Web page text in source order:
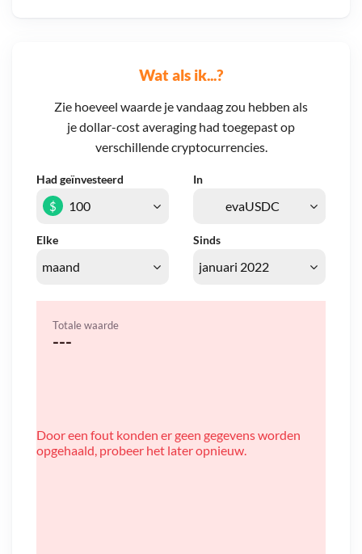
Wat als ik...?
Zie hoeveel waarde je vandaag zou hebben als
je dollar-cost averaging had toegepast op
verschillende cryptocurrencies.
Had geïnvesteerd In
Elke Sinds
$
Totale waarde
---
Door een fout konden er geen gegevens worden
opgehaald, probeer het later opnieuw.